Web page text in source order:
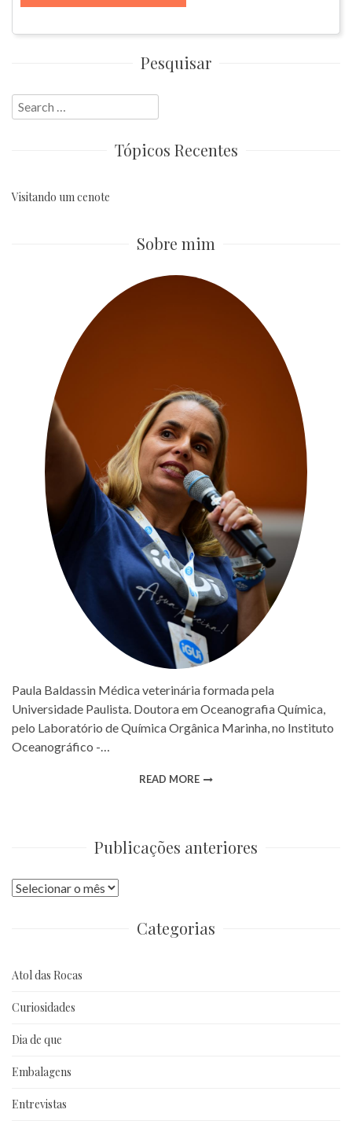
Pesquisar
Search
for:
Tópicos Recentes
Visitando um cenote
Sobre mim
Paula Baldassin Médica veterinária formada pela
Universidade Paulista. Doutora em Oceanografia Química,
pelo Laboratório de Química Orgânica Marinha, no Instituto
Oceanográfico -…
READ MORE
Publicações anteriores
Publicações
Categorias
Atol das Rocas
Curiosidades
Dia de que
Embalagens
Entrevistas